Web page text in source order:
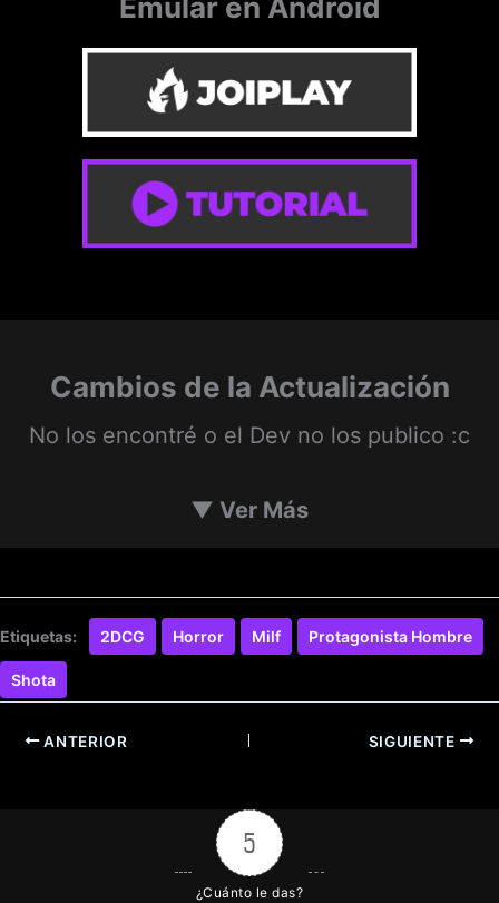
Emular en Android
Cambios de la Actualización
No los encontré o el Dev no los publico :c
▼ Ver Más
Etiquetas: 2DCG Horror Milf Protagonista Hombre
Shota
ANTERIOR SIGUIENTE
5
¿Cuánto le das?